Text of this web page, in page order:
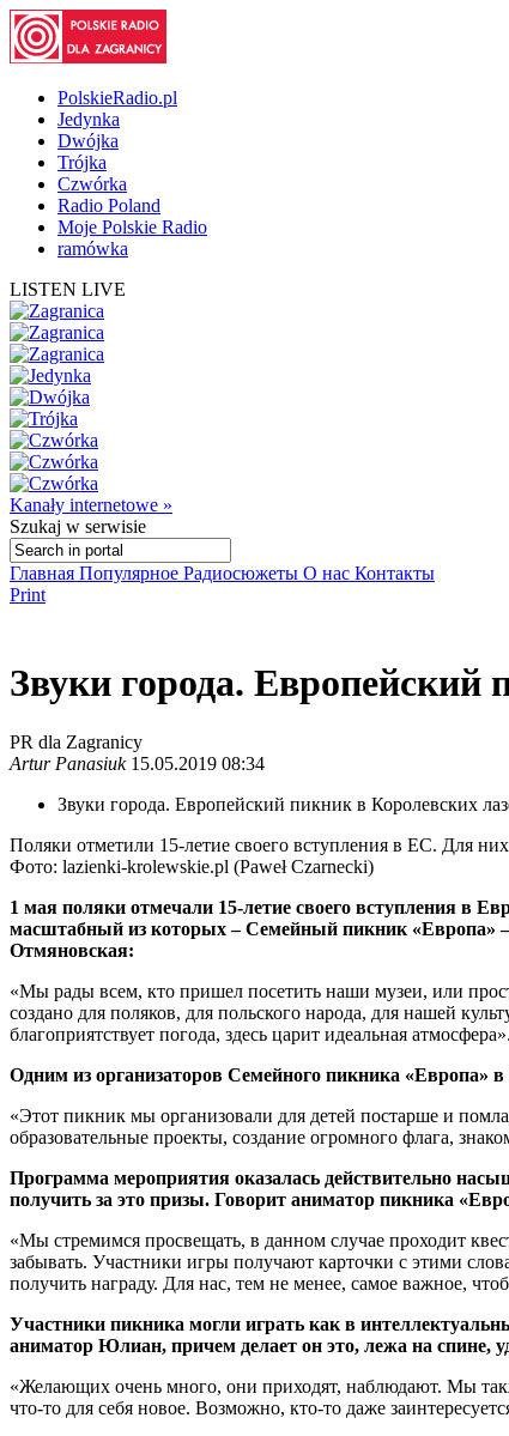
PolskieRadio.pl
Jedynka
Dwójka
Trójka
Czwórka
Radio Poland
Moje Polskie Radio
ramówka
LISTEN LIVE
Kanały internetowe »
Szukaj w serwisie
Главная Популярное Радиосюжеты О нас Контакты
Print
Звуки города. Европейский
PR dla Zagranicy
Artur Panasiuk15.05.2019 08:34
Звуки города. Европейский пикник в Королевских
Поляки отметили 15-летие своего вступления в ЕС. Для
Фото: lazienki-krolewskie.pl (Paweł Czarnecki)
1 мая поляки отмечали 15-летие своего вступления в
масштабный из которых – Семейный пикник «Европа» –
Отмяновская:
«Мы рады всем, кто пришел посетить наши музеи, или
создано для поляков, для польского народа, для нашей
благоприятствует погода, здесь царит идеальная атмосфера».
Одним из организаторов Семейного пикника «Европа»
«Этот пикник мы организовали для детей постарше и
образовательные проекты, создание огромного флага,
Программа мероприятия оказалась действительно
получить за это призы. Говорит аниматор пикника
«Мы стремимся просвещать, в данном случае проходит
забывать. Участники игры получают карточки с этими
получить награду. Для нас, тем не менее, самое важное,
Участники пикника могли играть как в
аниматор Юлиан, причем делает он это, лежа на спине,
«Желающих очень много, они приходят, наблюдают. Мы
что-то для себя новое. Возможно, кто-то даже